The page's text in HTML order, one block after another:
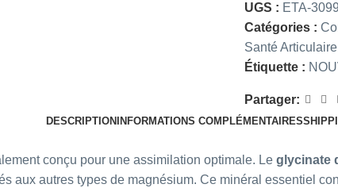
UGS : ETA-
Catégories :
Santé Articulaire
Étiquette :
Partager:
DESCRIPTION INFORMATIONS COMPLÉMENTAIRES
conçu pour une assimilation optimale. Le glycinate
aux autres types de magnésium. Ce minéral essentiel